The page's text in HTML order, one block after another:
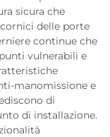
sicura che
delle porte
continue che
vulnerabili e
manomissione e
di
di installazione.